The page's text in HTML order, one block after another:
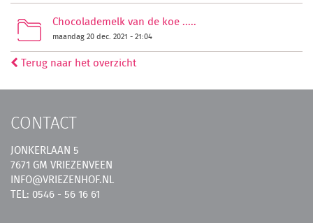
Chocolademelk van de koe .....
maandag 20 dec. 2021 - 21:04
Terug naar het overzicht
CONTACT
JONKERLAAN 5
7671 GM VRIEZENVEEN
INFO@VRIEZENHOF.NL
TEL: 0546 - 56 16 61